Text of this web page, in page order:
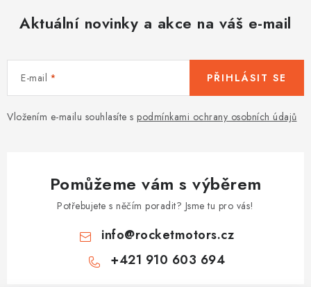
Aktuální novinky a akce na váš e-mail
E-mail
Vložením e-mailu souhlasíte s podmínkami ochrany osobních údajů
PŘIHLÁSIT SE
Pomůžeme vám s výběrem
Potřebujete s něčím poradit? Jsme tu pro vás!
info@rocketmotors.cz
+421 910 603 694